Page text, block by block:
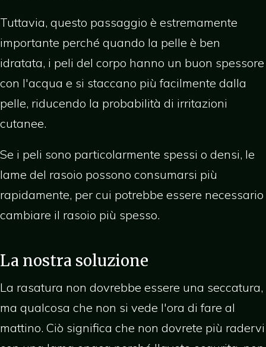
Tuttavia, questo passaggio è estremamente
importante perché quando la pelle è ben
idratata, i peli del corpo hanno un buon spessore
con l'acqua e si staccano più facilmente dalla
pelle, riducendo la probabilità di irritazioni
cutanee.
Se i peli sono particolarmente spessi o densi, le
lame del rasoio possono consumarsi più
rapidamente, per cui potrebbe essere necessario
cambiare il rasoio più spesso.
La nostra soluzione
La rasatura non dovrebbe essere una seccatura,
ma qualcosa che non si vede l'ora di fare al
mattino. Ciò significa che non dovrete più radervi